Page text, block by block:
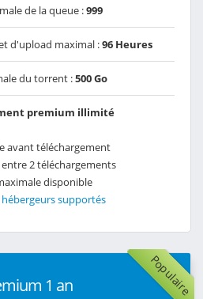
de la queue :999
d'upload maximal :96 Heures
du torrent :500 Go
premium illimité
avant téléchargement
2 téléchargements
disponible
hébergeurs supportés
Populaire
1 an